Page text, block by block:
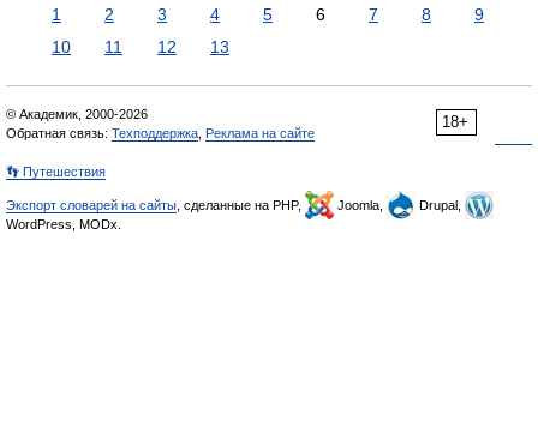
1 2 3 4 5 6 7 8
9
10
11 12 13
18+
© Академик, 2000-2026
Обратная связь: Техподдержка Реклама на сайте
👣 Путешествия
Экспорт словарей на сайты , сделанные на PHP, Joomla,
Drupal,
WordPress, MODx.